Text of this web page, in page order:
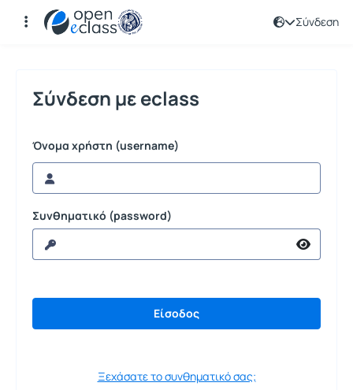
Σύνδεση
Σύνδεση
Σύνδεση με eclass
Όνομα χρήστη (username)
Συνθηματικό (password)
Ξεχάσατε το συνθηματικό σας;